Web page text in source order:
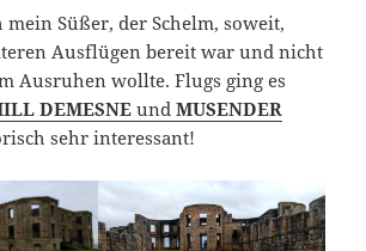
mein Süßer, der Schelm, soweit,
Ausflügen bereit war und nicht
Ausruhen wollte. Flugs ging es
DEMESNEundMUSENDER
sehr interessant!